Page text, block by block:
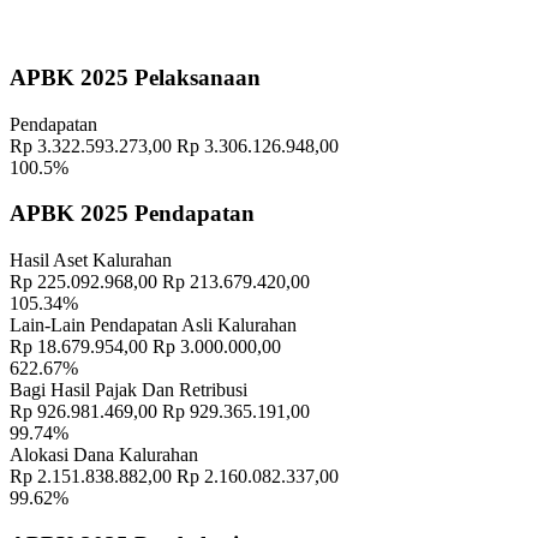
Geografis 10 November 2021
Memahami Peran dan Makna Rois dalam Pembinaan Rois di
Kalurahan Wukirsari 02 April 2024
Sampai Saat Ini 21 November 2022
Profil Lurah 17 November 2021
Padukuhan Sintokan Menggelar Musduk, Bahas Rembug DTKS
dan Isu Strategis Lainnya 09 September 2024
13 Tahun Erupsi Merapi: Kenangan dan Peringatan
2023
Informasi Penyelenggaraan Pelayanan Publik Pemerintah Kalurahan
Wukirsari 05 April 2024
Menyongsong Perubahan Positif, Menggapai Keberkahan Di Tahun
APBK 2025 Pelaksanaan
Pendapatan
Rp 3.322.593.273,00 Rp 3.306.126.948,00
100.5%
APBK 2025 Pendapatan
Hasil Aset Kalurahan
Rp 225.092.968,00 Rp 213.679.420,00
105.34%
Lain-Lain Pendapatan Asli Kalurahan
Rp 18.679.954,00 Rp 3.000.000,00
622.67%
Bagi Hasil Pajak Dan Retribusi
Rp 926.981.469,00 Rp 929.365.191,00
99.74%
Alokasi Dana Kalurahan
Rp 2.151.838.882,00 Rp 2.160.082.337,00
99.62%